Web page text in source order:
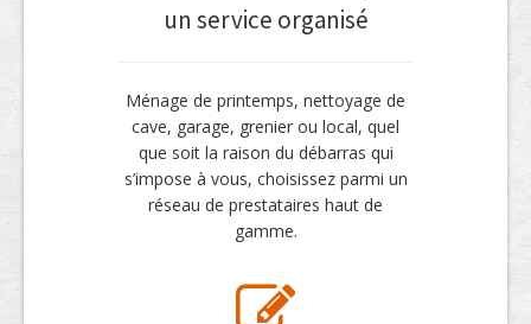
un service organisé
Ménage de printemps, nettoyage de
cave, garage, grenier ou local, quel
que soit la raison du débarras qui
s’impose à vous, choisissez parmi un
réseau de prestataires haut de
gamme.